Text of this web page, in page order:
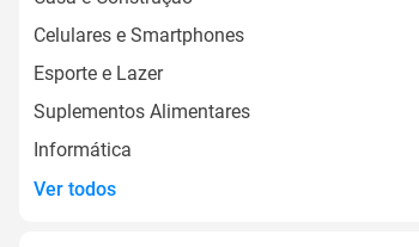
Celulares e Smartphones
Esporte e Lazer
Suplementos Alimentares
Informática
Ver todos